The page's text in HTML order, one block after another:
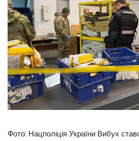
Фото: Нацполіція України Вибух